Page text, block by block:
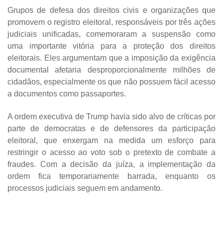
Grupos de defesa dos direitos civis e organizações que
promovem o registro eleitoral, responsáveis por três ações
judiciais unificadas, comemoraram a suspensão como
uma importante vitória para a proteção dos direitos
eleitorais. Eles argumentam que a imposição da exigência
documental afetaria desproporcionalmente milhões de
cidadãos, especialmente os que não possuem fácil acesso
a documentos como passaportes.
A ordem executiva de Trump havia sido alvo de críticas por
parte de democratas e de defensores da participação
eleitoral, que enxergam na medida um esforço para
restringir o acesso ao voto sob o pretexto de combate a
fraudes. Com a decisão da juíza, a implementação da
ordem fica temporariamente barrada, enquanto os
processos judiciais seguem em andamento.